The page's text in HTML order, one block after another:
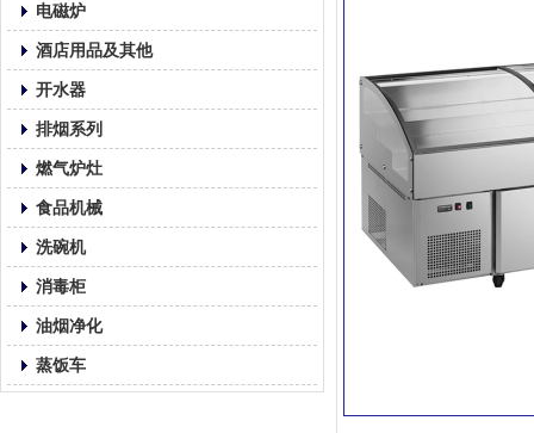
电磁炉
酒店用品及其他
开水器
排烟系列
燃气炉灶
食品机械
洗碗机
消毒柜
油烟净化
蒸饭车